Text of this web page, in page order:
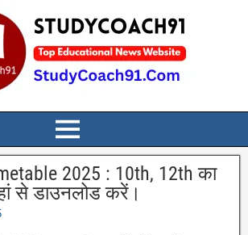
2025 : 10th, 12th का
से डाउनलोड करें।